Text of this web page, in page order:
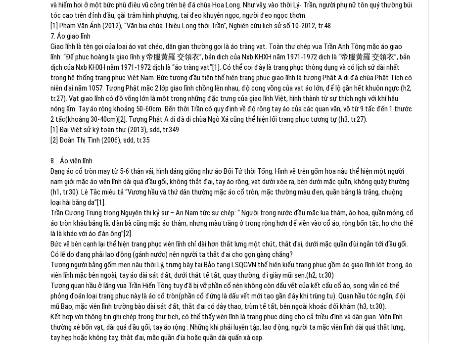
và hiếm hoi ở một bức phù điêu vũ công trên bệ đá chùa Hoa Long. Như vậy, vào thời Lý- Trần, người phụ nữ tôn quý thường búi
tóc cao trên đỉnh đầu, gài trâm hình phượng, tai đeo khuyên ngọc, người đeo ngọc thơm.
[1] Phạm Văn Ánh (2012), “Văn bia chùa Thiệu Long thời Trần”, Nghiên cứu lịch sử số 10-2012, tr.48
7. Áo giao lĩnh
Giao lĩnh là tên gọi của loại áo vạt chéo, dân gian thường gọi là áo tràng vạt. Toàn thư chép vua Trần Anh Tông mặc áo giao
lĩnh: “Đế phục hoàng la giao lĩnh y帝服黄羅 交領衣”, bản dịch của Nxb KHXH năm 1971-1972 dịch là “帝服黄羅 交領衣”, bản
dịch của Nxb KHXH năm 1971-1972 dịch là “áo tràng vạt”[1]. Có thể coi đây là trang phục thông dụng và có lịch sử dài nhất
trong hệ thống trang phục Việt Nam. Bức tượng đầu tiên thể hiện trang phục giao lĩnh là tượng Phật A di đà chùa Phật Tích có
niên đại năm 1057. Tượng Phật mặc 2 lớp giao lĩnh chồng lên nhau, độ cong võng của vạt áo lớn, để lộ gần hết khuôn ngực (h2,
tr.27). Vạt giao lĩnh có độ võng lớn là một trong những đặc trưng của giao lĩnh Việt, hình thành từ sự thích nghi với khí hậu
nóng ẩm. Tay áo rộng khoảng 50-60cm. Đến thời Trần có quy định về độ rộng tay áo của các quan văn, võ từ 9 tấc đến 1 thước
2 tấc(khoảng 30-40cm)[2]. Tượng Phật A di đà di chùa Ngô Xá cũng thể hiện lối trang phục tương tự (h3, tr.27).
[1] Đại Việt sử ký toàn thư (2013), sdd, tr.349
[2] Đoàn Thị Tình (2006), sdd, tr.35
8. . Áo viên lĩnh
Dạng áo cổ tròn may từ 5-6 thân vải, hình dáng giống như áo Bối Tử thời Tống. Hình vẽ trên gốm hoa nâu thể hiện một người
nam giới mặc áo viên lĩnh dài quá đầu gối, không thắt đai, tay áo rộng, vạt dưới xòe ra, bên dưới mặc quần, không quây thường
(h1, tr.30). Lê Tắc miêu tả “Vương hầu và thứ dân thường mặc áo cổ tròn, mặc thường màu đen, quần bằng là trắng, chuộng
loại hài bằng da”[1].
Trần Cương Trung trong Nguyên thi kỷ sự – An Nam tức sự chép: “ Người trong nước đều mặc lụa thâm, áo hoa, quần mỏng, cổ
áo tròn khâu bằng là, đàn bà cũng mặc áo thâm, nhưng màu trắng ở trong rộng hơn để viền vào cổ áo, rộng bốn tấc, họ cho thế
là là khác với áo đàn ông”[2]
Bức vẽ bên cạnh lại thể hiện trang phục viên lĩnh chỉ dài hơn thắt lưng một chút, thắt đai, dưới mặc quần đùi ngắn tới đầu gối.
Có lẽ do đang phải lao động (gánh nước) nên người ta thắt đai cho gọn gàng chăng?
Tượng người bằng gốm men nâu thời Lý, trưng bày tại Bảo tang LSQGVN thể hiện kiểu trang phục gồm áo giao lĩnh lót trong, áo
viên lĩnh mặc bên ngoài, tay áo dài sát đất, dưới thắt tế tất, quay thường, đi giày mũi sen.(h2, tr.30)
Tượng quan hầu ở lăng vua Trần Hiến Tông tuy đã bị vỡ phần cổ nên không còn dấu vết của kết cấu cổ áo, song vẫn có thể
phỏng đoán loại trang phục này là áo cổ tròn(phần cổ đứng là dấu vết mới tạo gần đây khi trùng tu). Quan hầu tóc ngắn, đội
mũ Bao, mặc viên lĩnh trường bào dài sát đất, thắt đai có dây thao, trùm tế tất, bên ngoài khoác đối khâm (h3, tr.30).
Kết hợp với thông tin ghi chép trong thư tịch, có thể thấy viên lĩnh là trang phục dùng cho cả triều đình và dân gian. Viên lĩnh
thường xẻ bốn vạt, dài quá đầu gối, tay áo rộng . Những khi phải luyện tập, lao động, người ta mặc viên lĩnh dài quá thắt lưng,
tay hẹp hoặc không tay, thắt đai, mặc quần đùi hoặc quần dài quấn xà cạp.